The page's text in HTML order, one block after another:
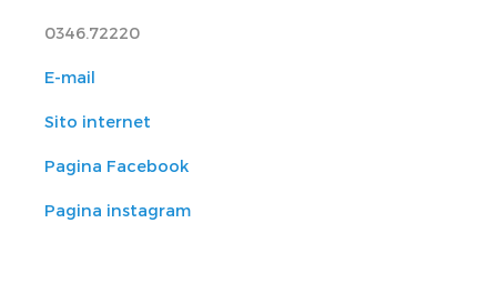
0346.72220
E-mail
Sito internet
Pagina Facebook
Pagina instagram